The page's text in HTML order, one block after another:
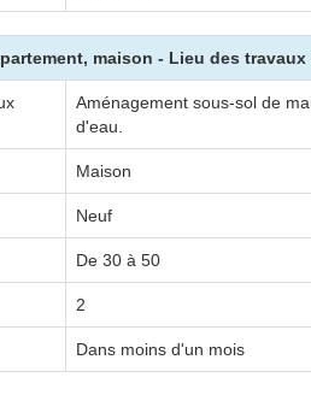
maison - Lieu des
Aménagement sous-sol de
d'eau.
Maison
Neuf
De 30 à 50
2
Dans moins d'un mois